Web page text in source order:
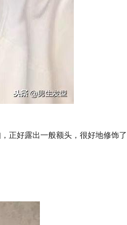
正好露出一般额头，很好地修饰了